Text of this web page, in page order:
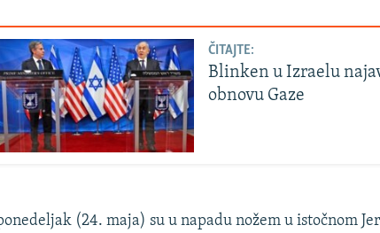
ČITAJTE:
Blinken u Izraelu
obnovu Gaze
(24. maja) su u napadu nožem u istočnom